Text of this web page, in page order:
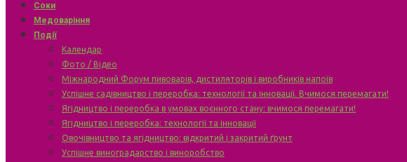
Соки
Медоваріння
Події
Календар
Фото / Відео
Міжнародний Форум пивоварів, дистиляторів і виробників напоїв
Успішне садівництво і переробка: технології та інновації. Вчимося перемагати!
Ягідництво і переробка в умовах воєнного стану: вчимося перемагати!
Ягідництво і переробка: технології та інновації
Овочівництво та ягідництво: відкритий і закритий ґрунт
Успішне виноградарство і виноробство